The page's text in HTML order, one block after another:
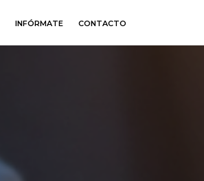
INFÓRMATE CONTACTO